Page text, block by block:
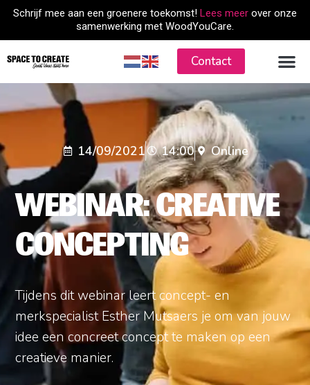
SkipSchrijf mee aan een groenere toekomst! Lees meer over onze
samenwerking met WoodYouCare.
Contact
14/09/2021 14:00 Online
WEBINAR: CREATIVE
CONCEPTING
Tijdens dit webinar leert concept- en
merkspecialist Esther Mutsaers je om van jouw
idee een concreet concept te maken op een
creatieve manier.